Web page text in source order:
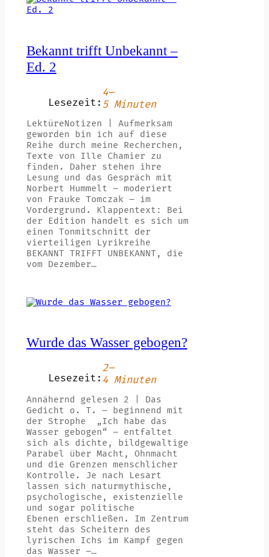
Bekannt trifft Unbekannt –
Ed. 2
Lesezeit:
4–
5 Minuten
LektüreNotizen | Aufmerksam
geworden bin ich auf diese
Reihe durch meine Recherchen,
Texte von Ille Chamier zu
finden. Daher stehen ihre
Lesung und das Gespräch mit
Norbert Hummelt – moderiert
von Frauke Tomczak – im
Vordergrund. Klappentext: Bei
der Edition handelt es sich um
einen Tonmitschnitt der
vierteiligen Lyrikreihe
BEKANNT TRIFFT UNBEKANNT, die
vom Dezember…
Wurde das Wasser gebogen?
Lesezeit:
2–
4 Minuten
Annähernd gelesen 2 | Das
Gedicht o. T. – beginnend mit
der Strophe „Ich habe das
Wasser gebogen“ – entfaltet
sich als dichte, bildgewaltige
Parabel über Macht, Ohnmacht
und die Grenzen menschlicher
Kontrolle. Je nach Lesart
lassen sich naturmythische,
psychologische, existenzielle
und sogar politische
Ebenen erschließen. Im Zentrum
steht das Scheitern des
lyrischen Ichs im Kampf gegen
das Wasser –…